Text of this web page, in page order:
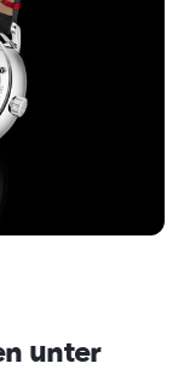
unter